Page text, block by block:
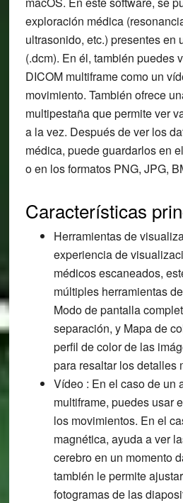
exploración médica
ultrasonido, etc.) presentes en
(.dcm). En él, también puedes
DICOM multiframe como un
movimiento. También ofrece
multipestaña que permite ver
a la vez. Después de ver los
médica, puede guardarlos en
o en los formatos PNG, JPG,
Características
Herramientas de
experiencia de
médicos escaneados,
múltiples herramientas
Modo de pantalla
separación, y Mapa de
perfil de color de las
para resaltar los detalles
Vídeo : En el caso de un
multiframe, puedes usar
los movimientos. En el
magnética, ayuda a ver
cerebro en un momento
también le permite
fotogramas de las